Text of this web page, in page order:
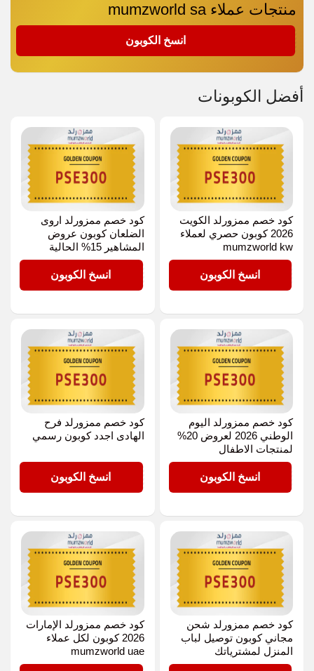
منتجات عملاء mumzworld sa
انسخ الكوبون
أفضل الكوبونات
كود خصم ممزورلد الكويت
2026 كوبون حصري لعملاء
mumzworld kw
PSE300انسخ الكوبون
كود خصم ممزورلد اروى
الضلعان كوبون عروض
المشاهير 15% الحالية
PSE300انسخ الكوبون
كود خصم ممزورلد اليوم
الوطني 2026 لعروض 20%
لمنتجات الاطفال
PSE300انسخ الكوبون
كود خصم ممزورلد فرح
الهادى اجدد كوبون رسمي
PSE300انسخ الكوبون
كود خصم ممزورلد شحن
مجاني كوبون توصيل لباب
المنزل لمشترياتك
كود خصم ممزورلد الإمارات
2026 كوبون لكل عملاء
mumzworld uae